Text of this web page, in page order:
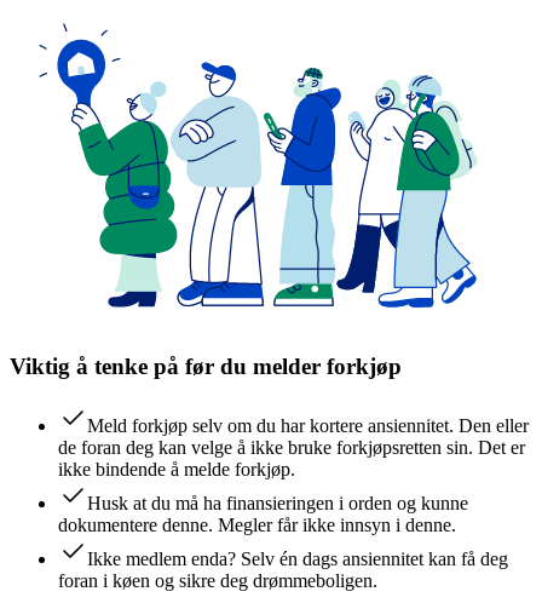
Viktig å tenke på før du melder forkjøp
Meld forkjøp selv om du har kortere ansiennitet. Den eller
de foran deg kan velge å ikke bruke forkjøpsretten sin. Det er
ikke bindende å melde forkjøp.
Husk at du må ha finansieringen i orden og kunne
dokumentere denne. Megler får ikke innsyn i denne.
Ikke medlem enda? Selv én dags ansiennitet kan få deg
foran i køen og sikre deg drømmeboligen.